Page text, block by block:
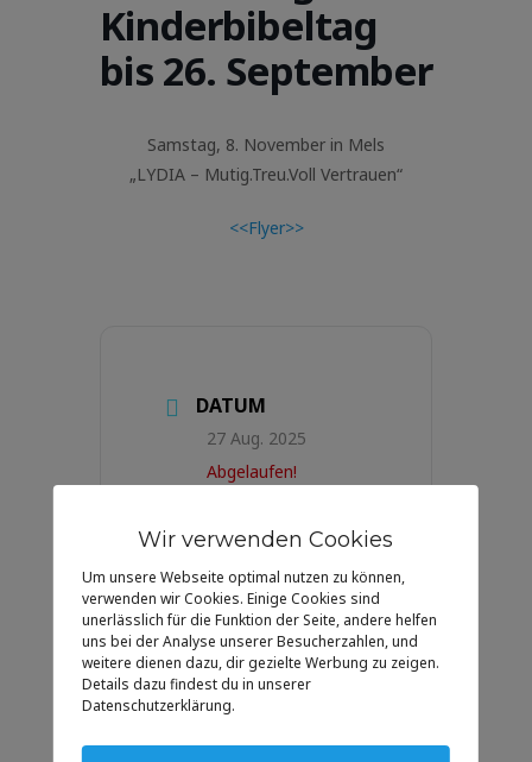
Kinderbibeltag
bis 26. September
Samstag, 8. November in Mels
„LYDIA – Mutig.Treu.Voll Vertrauen“
<<Flyer>>
DATUM
27 Aug. 2025
Abgelaufen!
UHRZEIT
10:00 - 16:00
STANDORT
Pfarreiheim Mels
Wir verwenden Cookies
Um unsere Webseite optimal nutzen zu können,
verwenden wir Cookies. Einige Cookies sind
unerlässlich für die Funktion der Seite, andere helfen
uns bei der Analyse unserer Besucherzahlen, und
weitere dienen dazu, dir gezielte Werbung zu zeigen.
Details dazu findest du in unserer
Datenschutzerklärung.